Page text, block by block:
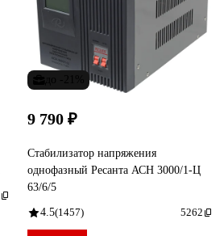
9 790 ₽
Стабилизатор напряжения
однофазный Ресанта АСН 3000/1-Ц
63/6/5
4.5(1457) 5262